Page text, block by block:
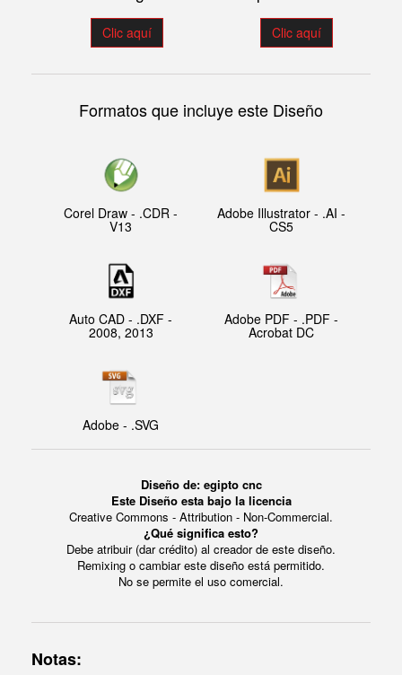
Clic aquí Clic aquí
Formatos que incluye este Diseño
Corel Draw - .CDR -
V13
Adobe Illustrator - .AI -
CS5
Auto CAD - .DXF -
2008, 2013
Adobe PDF - .PDF -
Acrobat DC
Adobe - .SVG
Diseño de: egipto cnc
Este Diseño esta bajo la licencia
Creative Commons - Attribution - Non-Commercial.
¿Qué significa esto?
Debe atribuir (dar crédito) al creador de este diseño.
Remixing o cambiar este diseño está permitido.
No se permite el uso comercial.
Notas: